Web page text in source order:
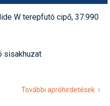
W terepfutó cipő, 37.990
sisakhuzat
További apróhirdetések